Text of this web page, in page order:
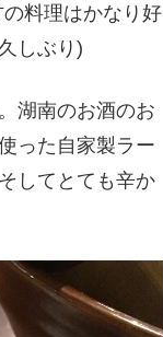
料理はかなり好
しぶり)
湖南のお酒のお
った自家製ラー
してとても辛か